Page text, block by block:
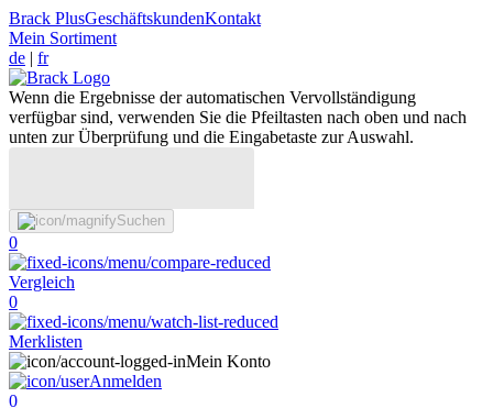
Brack PlusGeschäftskundenKontakt
Mein Sortiment
de | fr
Wenn die Ergebnisse der automatischen Vervollständigung
verfügbar sind, verwenden Sie die Pfeiltasten nach oben und nach
unten zur Überprüfung und die Eingabetaste zur Auswahl.
Suchen
0
Vergleich
0
Merklisten
Mein Konto
Anmelden
0